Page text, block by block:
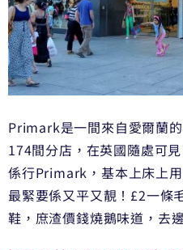
Primark是一間來自愛爾蘭
174間分店，在英國隨處可
係行Primark，基本上床上
最緊要係又平又靚！£2一條
鞋，庶渣價錢燒鵝味道，去